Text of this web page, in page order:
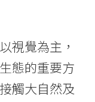
視覺為主，
態的重要方
觸大自然及